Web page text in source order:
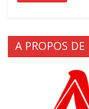
A PROPOS